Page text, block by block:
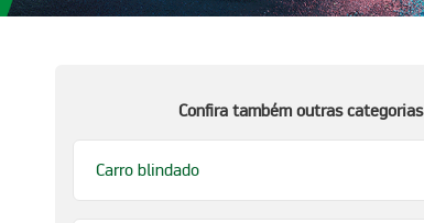
Confira também outras categorias
Carro blindado